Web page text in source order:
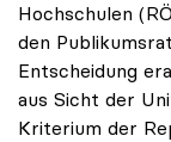
Hochschulen
den
Entscheidung
aus Sicht der
Kriterium der